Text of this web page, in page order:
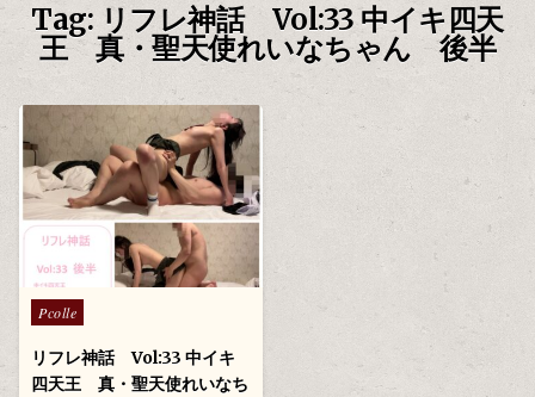
Tag: リフレ神話 Vol:33 中イキ四天
王 真・聖天使れいなちゃん 後半
Posted
in
Pcolle
リフレ神話 Vol:33 中イキ
四天王 真・聖天使れいなち